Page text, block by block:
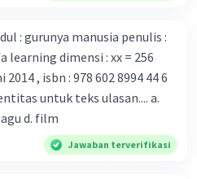
menemukan vaksin virus
segera mempelajari virus
besar bagi kesehatan dunia
cepat. C. Masyarakat perlu
dalam menghadapi
mulai menyebar di Indonesia,
besar bagi kesehatan
D. penyajian alur cerita
8994 44 6
untuk teks ulasan.... a.
d. film
Jawaban terverifikasi